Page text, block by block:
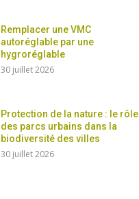
Remplacer une VMC
autoréglable par une
hygroréglable
30 juillet 2026
Protection de la nature : le rôle
des parcs urbains dans la
biodiversité des villes
30 juillet 2026